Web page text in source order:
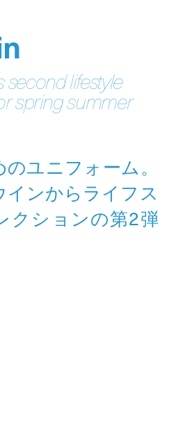
lifestyle
spring summer